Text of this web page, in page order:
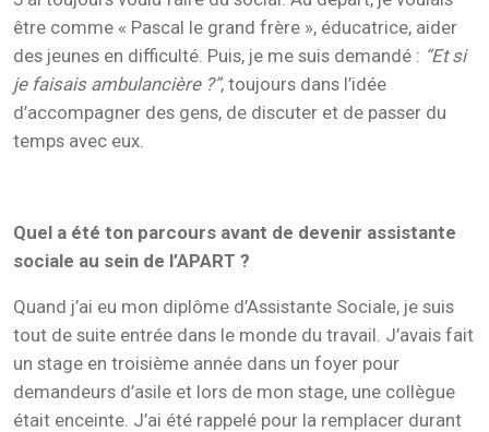
être comme « Pascal le grand frère », éducatrice, aider
des jeunes en difficulté. Puis, je me suis demandé : “Et si
je faisais ambulancière ?”, toujours dans l’idée
d’accompagner des gens, de discuter et de passer du
temps avec eux.
Quel a été ton parcours avant de devenir assistante
sociale au sein de l’APART ?
Quand j’ai eu mon diplôme d’Assistante Sociale, je suis
tout de suite entrée dans le monde du travail. J’avais fait
un stage en troisième année dans un foyer pour
demandeurs d’asile et lors de mon stage, une collègue
était enceinte. J’ai été rappelé pour la remplacer durant